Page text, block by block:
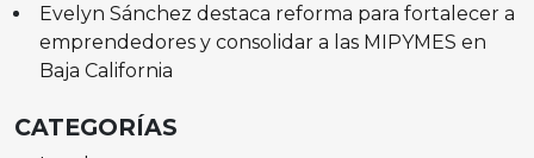
Evelyn Sánchez destaca reforma para fortalecer a
emprendedores y consolidar a las MIPYMES en
Baja California
CATEGORÍAS